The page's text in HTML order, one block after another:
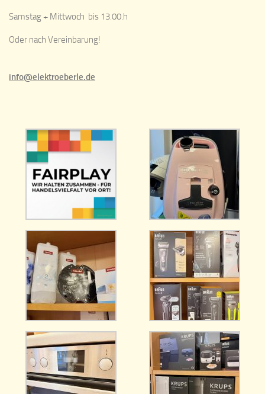
Samstag + Mittwoch bis 13.00.h
Oder nach Vereinbarung!
info@elektroeberle.de